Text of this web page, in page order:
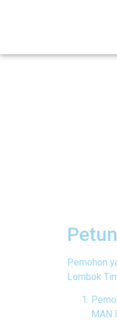
Pemohon
Lombok
MAN